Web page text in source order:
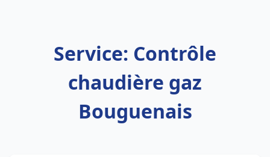
Service: Contrôle
chaudière gaz
Bouguenais